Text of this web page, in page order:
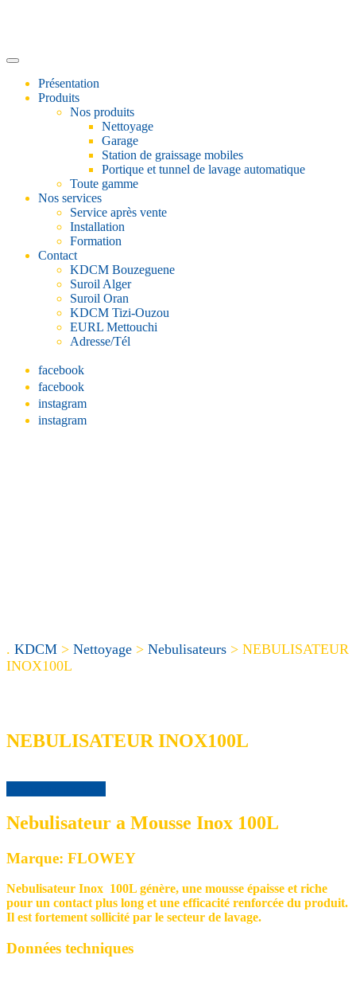
Présentation
Produits
Nos produits
Nettoyage
Garage
Station de graissage mobiles
Portique et tunnel de lavage automatique
Toute gamme
Nos services
Service après vente
Installation
Formation
Contact
KDCM Bouzeguene
Suroil Alger
Suroil Oran
KDCM Tizi-Ouzou
EURL Mettouchi
Adresse/Tél
facebook
facebook
instagram
instagram
. KDCM > Nettoyage > Nebulisateurs > NEBULISATEUR
INOX100L
NEBULISATEUR INOX100L
Nebulisateur a Mousse Inox 100L
Marque: FLOWEY
Nebulisateur Inox 100L génère, une mousse épaisse et riche
pour un contact plus long et une efficacité renforcée du produit.
Il est fortement sollicité par le secteur de lavage.
Données techniques